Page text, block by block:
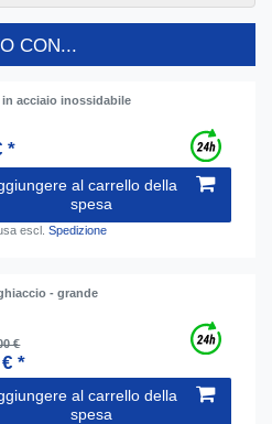
CON...
in acciaio inossidabile
*
al carrello della
spesa
escl.Spedizione
- grande
€
*
al carrello della
spesa